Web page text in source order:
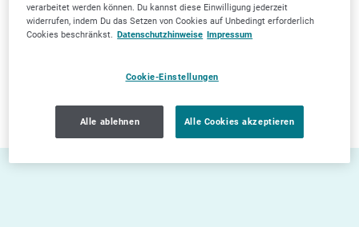
verarbeitet werden können. Du kannst diese Einwilligung jederzeit
widerrufen, indem Du das Setzen von Cookies auf Unbedingt erforderlich
Cookies beschränkst. Datenschutzhinweise Impressum
Cookie-Einstellungen
Alle ablehnen Alle Cookies akzeptieren